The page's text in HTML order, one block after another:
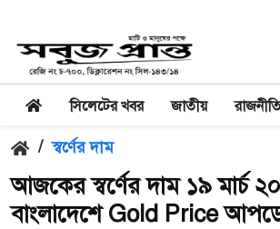
সিলেটের খবর জাতীয় রাজনীতি
/ স্বর্ণের দাম
আজকের স্বর্ণের দাম ১৯ মার্চ
বাংলাদেশে Gold Price